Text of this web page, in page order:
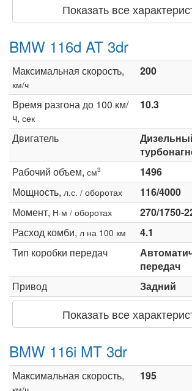
Показать все
BMW 116d AT 3dr
Максимальная скорость,
км/ч
200
Время разгона до 100 км/
ч, сек
10.3
Двигатель
Рабочий объем, см3
1496
Мощность, л.с. / оборотах
116/4000
Момент, Н·м / оборотах
270/1750-
Расход комби, л на 100 км
4.1
Тип коробки передач
передач
Привод
Задний
Показать все
BMW 116i MT 3dr
Максимальная скорость, 195